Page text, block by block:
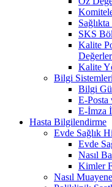
SKS
Kalite
Kalite
Bilgi Sistemleri
Bilgi
E-Posta
E-İmza
Hasta Bilgilendirme
Evde Sağlık
Evde
Nasıl
Kimler
Nasıl